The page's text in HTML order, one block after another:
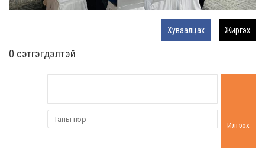
Хуваалцах Жиргэх
0 cэтгэгдэлтэй
Илгээх